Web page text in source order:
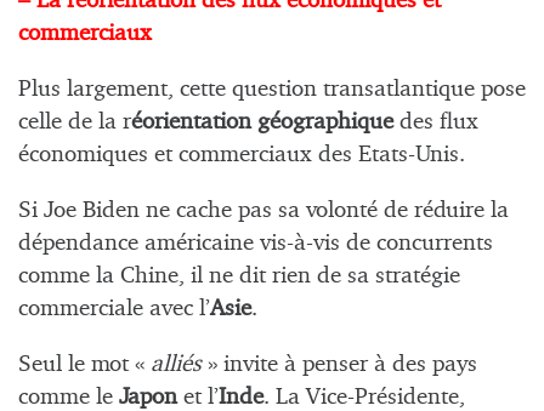
commerciaux
Plus largement, cette question transatlantique pose
celle de la réorientation géographiquedes flux
économiques et commerciaux des Etats-Unis.
Si Joe Biden ne cache pas sa volonté de réduire la
dépendance américaine vis-à-vis de concurrents
comme la Chine, il ne dit rien de sa stratégie
commerciale avec l’Asie.
Seul le mot « alliés» invite à penser à des pays
comme le Japonet l’Inde. La Vice-Présidente,